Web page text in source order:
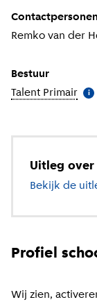
Contactpersonen
Remko van der
Bestuur
Talent Primair
i
Uitleg
Bekijk de
Profiel
Wij zien,